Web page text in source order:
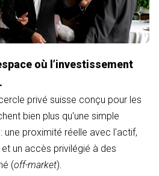
où l’investissement
privé suisse conçu pour les
bien plus qu'une simple
une proximité réelle avec l'actif,
un accès privilégié à des
(off-market).